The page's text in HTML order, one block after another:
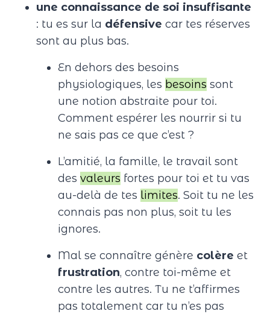
une connaissance de soi insuffisante
: tu es sur la défensive car tes réserves
sont au plus bas.
En dehors des besoins
physiologiques, les besoins sont
une notion abstraite pour toi.
Comment espérer les nourrir si tu
ne sais pas ce que c’est ?
L’amitié, la famille, le travail sont
des valeurs fortes pour toi et tu vas
au-delà de tes limites. Soit tu ne les
connais pas non plus, soit tu les
ignores.
Mal se connaître génère colère et
frustration, contre toi-même et
contre les autres. Tu ne t’affirmes
pas totalement car tu n’es pas